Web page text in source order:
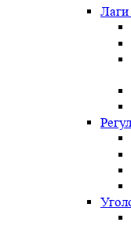
Лаги